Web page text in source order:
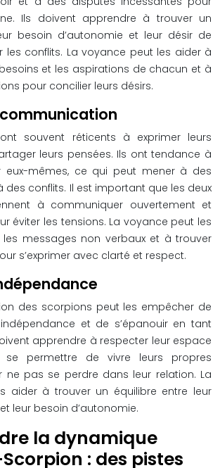
Ils doivent apprendre à trouver un
besoin d’autonomie et leur désir de
les conflits. La voyance peut les aider à
et les aspirations de chacun et à
pour concilier leurs désirs.
souvent réticents à exprimer leurs
leurs pensées. Ils ont tendance à
eux-mêmes, ce qui peut mener à des
des conflits. Il est important que les deux
à communiquer ouvertement et
éviter les tensions. La voyance peut les
messages non verbaux et à trouver
s’exprimer avec clarté et respect.
des scorpions peut les empêcher de
et de s’épanouir en tant
apprendre à respecter leur espace
permettre de vivre leurs propres
ne pas se perdre dans leur relation. La
aider à trouver un équilibre entre leur
leur besoin d’autonomie.
la dynamique
: des pistes